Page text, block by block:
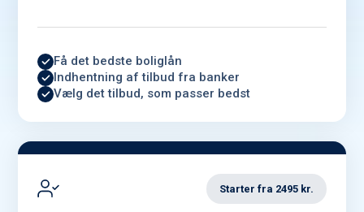
Få det bedste boliglån
Indhentning af tilbud fra banker
Vælg det tilbud, som passer bedst
Starter fra 2495 kr.